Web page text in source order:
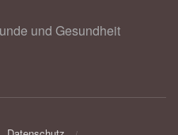
und Gesundheit